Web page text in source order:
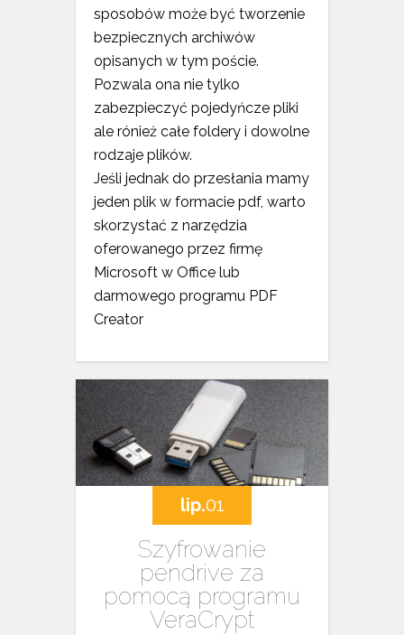
sposobów może być tworzenie
bezpiecznych archiwów
opisanych w tym poście.
Pozwala ona nie tylko
zabezpieczyć pojedyńcze pliki
ale rónież całe foldery i dowolne
rodzaje plików.
Jeśli jednak do przesłania mamy
jeden plik w formacie pdf, warto
skorzystać z narzędzia
oferowanego przez firmę
Microsoft w Office lub
darmowego programu PDF
Creator
lip.01
Szyfrowanie
pendrive za
pomocą programu
VeraCrypt